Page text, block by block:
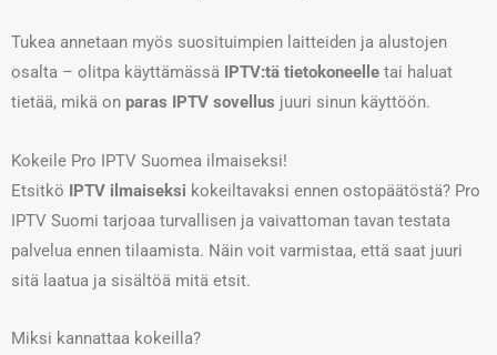
Tukea annetaan myös suosituimpien laitteiden ja alustojen
osalta – olitpa käyttämässä IPTV:tä tietokoneelle tai haluat
tietää, mikä on paras IPTV sovellus juuri sinun käyttöön.
Kokeile Pro IPTV Suomea ilmaiseksi!
Etsitkö IPTV ilmaiseksi kokeiltavaksi ennen ostopäätöstä? Pro
IPTV Suomi tarjoaa turvallisen ja vaivattoman tavan testata
palvelua ennen tilaamista. Näin voit varmistaa, että saat juuri
sitä laatua ja sisältöä mitä etsit.
Miksi kannattaa kokeilla?